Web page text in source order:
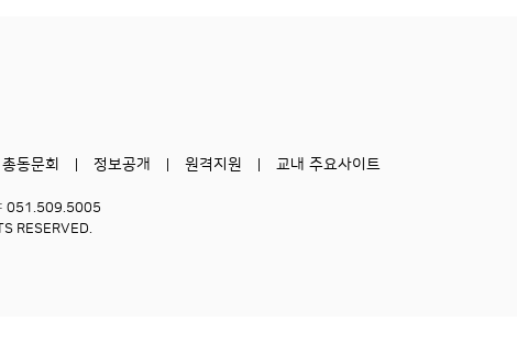
총동문회 정보공개 원격지원 교내 주요사이트
: 051.509.5005
RESERVED.